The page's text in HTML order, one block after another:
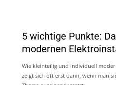
5 wichtige Punkte:
modernen
Wie kleinteilig und individuell
zeigt sich oft erst dann, wenn man